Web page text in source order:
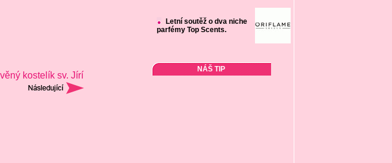
Letní soutěž o dva niche
parfémy Top Scents.
NÁŠ TIP